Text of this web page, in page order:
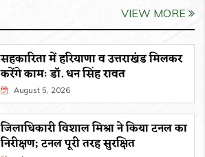
VIEW MORE
सहकारिता में हरियाणा व उत्तराखंड मिलकर
करेंगे कामः डाॅ. धन सिंह रावत
August 5, 2026
जिलाधिकारी विशाल मिश्रा ने किया टनल का
निरीक्षण; टनल पूरी तरह सुरक्षित